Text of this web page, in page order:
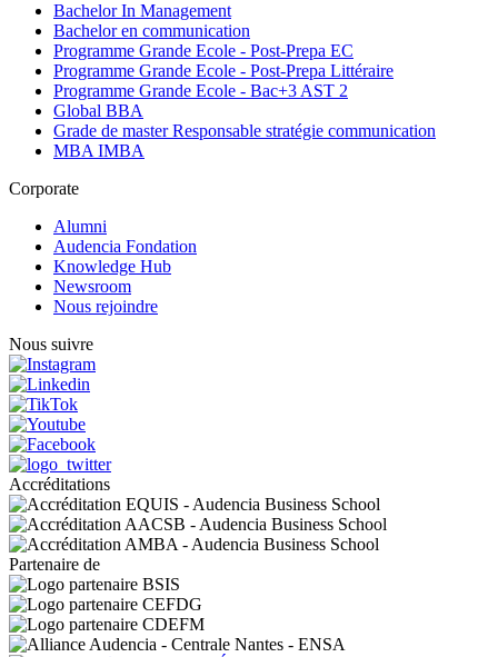
Bachelor In Management
Bachelor en communication
Programme Grande Ecole - Post-Prepa EC
Programme Grande Ecole - Post-Prepa Littéraire
Programme Grande Ecole - Bac+3 AST 2
Global BBA
Grade de master Responsable stratégie communication
MBA IMBA
Corporate
Alumni
Audencia Fondation
Knowledge Hub
Newsroom
Nous rejoindre
Nous suivre
Accréditations
Partenaire de